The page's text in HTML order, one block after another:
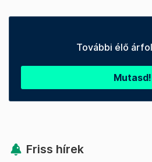
További élő
Mutasd!
Friss hírek